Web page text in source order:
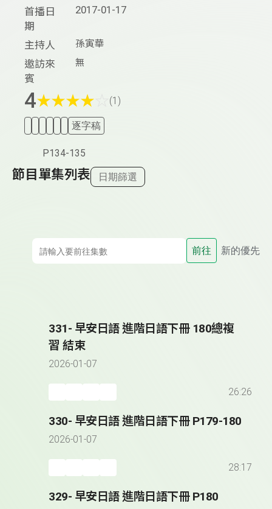
首播日
期
2017-01-17
主持人 孫寅華
邀訪來
賓
無
4★★★★ (1)
逐字稿
P134-135
節目單集列表 日期篩選
前往 新的優先
331- 早安日語 進階日語下冊 180總複
習 結束
2026-01-07
26:26
330- 早安日語 進階日語下冊 P179-180
2026-01-07
28:17
329- 早安日語 進階日語下冊 P180